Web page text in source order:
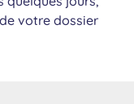
votre dossier